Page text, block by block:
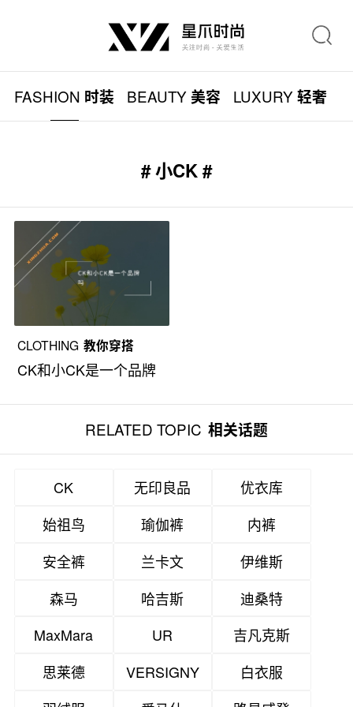
FASHION 时装 BEAUTY美容 LUXURY轻奢
# 小CK #
CLOTHING 教你穿搭
CK和小CK是一个品牌
RELATED TOPIC 相关话题
CK 无印良品
优衣库
始祖鸟
瑜伽裤
内裤
安全裤
兰卡文
伊维斯
森马
哈吉斯
迪桑特
MaxMara
UR
吉凡克斯
思莱德
VERSIGNY
白衣服